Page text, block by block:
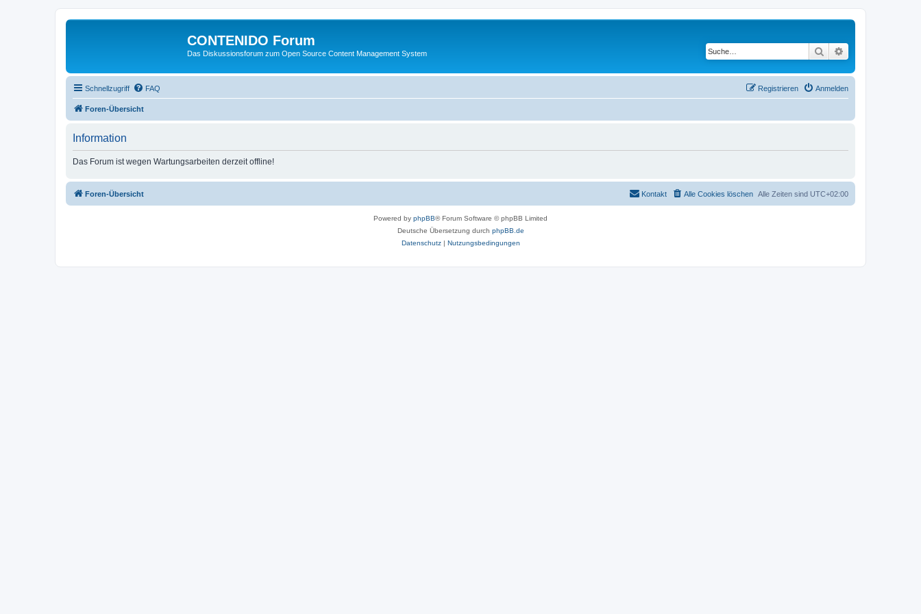
CONTENIDO Forum
Das Diskussionsforum zum Open Source Content Management System Suche
Schnellzugriff FAQ Anmelden
Registrieren
Foren-Übersicht
Information
Das Forum ist wegen Wartungsarbeiten derzeit offline!
Foren-Übersicht Alle Zeiten sind UTC+02:00
Alle Cookies löschen
Kontakt
Powered by phpBB® Forum Software © phpBB Limited
Deutsche Übersetzung durch phpBB.de
Datenschutz| Nutzungsbedingungen